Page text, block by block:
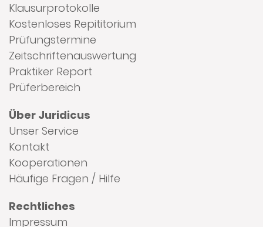
Klausurprotokolle
Kostenloses Repititorium
Prüfungstermine
Zeitschriftenauswertung
Praktiker Report
Prüferbereich
Über Juridicus
Unser Service
Kontakt
Kooperationen
Häufige Fragen / Hilfe
Rechtliches
Impressum